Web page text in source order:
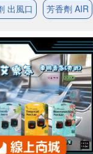
出風口 芳香劑 AIR